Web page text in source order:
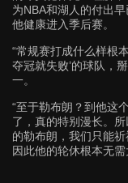
为NBA和湖人的付出
他健康进入季后赛。
“常规赛打成什么样根
夺冠就失败’的球队，
一。
“至于勒布朗？到他这
了，真的特别漫长。
的勒布朗，我们只能
因此他的轮休根本无